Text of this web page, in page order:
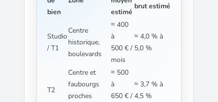
bien
estimé
brut estimé
Studio
/ T1
Centre
historique,
boulevards
≈ 400
à
500 € /
mois
≈ 4,0 % à
5,0 %
T2
Centre et
faubourgs
proches
≈ 500
à
650 € /
≈ 3,7 % à
4,5 %